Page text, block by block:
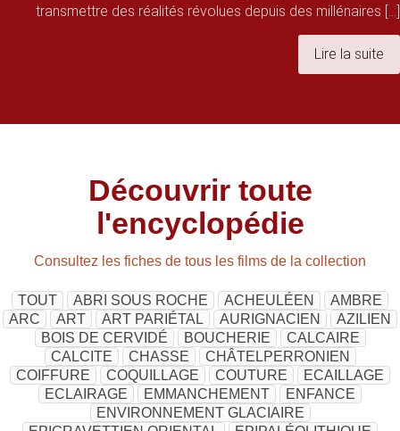
transmettre des réalités révolues depuis des millénaires [...]
Lire la suite
Découvrir toute
l'encyclopédie
Consultez les fiches de tous les films de la collection
TOUT ABRI SOUS ROCHE ACHEULÉEN
AMBRE
ARC
ART ART PARIÉTAL AURIGNACIEN
AZILIEN
BOIS DE CERVIDÉ
BOUCHERIE
CALCAIRE
CALCITE
CHASSE
CHÂTELPERRONIEN
COIFFURE
COQUILLAGE COUTURE
ECAILLAGE
ECLAIRAGE
EMMANCHEMENT
ENFANCE
ENVIRONNEMENT GLACIAIRE